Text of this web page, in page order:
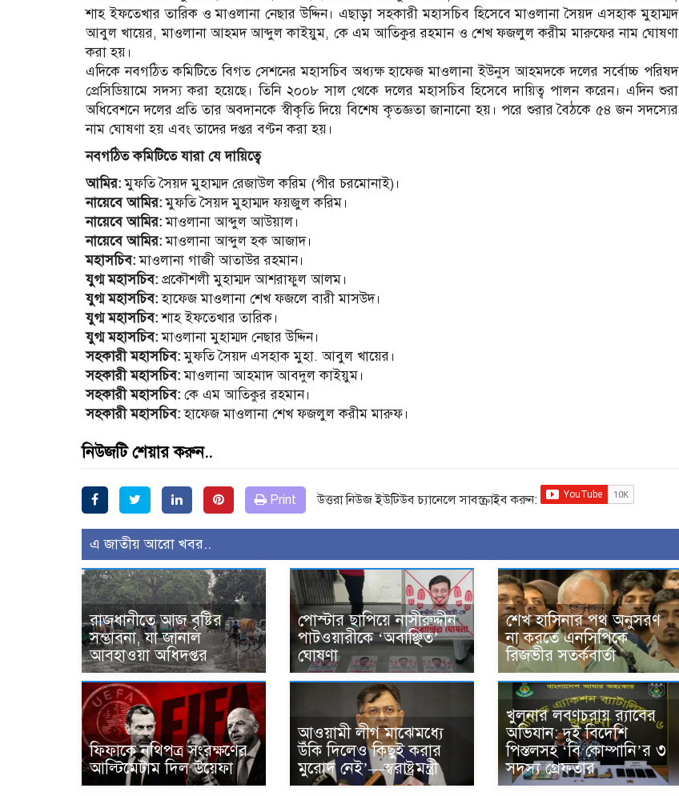
শাহ ইফতেখার তারিক ও মাওলানা নেছার উদ্দিন। এছাড়া সহকারী মহাসচিব হিসেবে মাওলানা সৈয়দ এসহাক মুহাম্মদ
আবুল খায়ের, মাওলানা আহমদ আব্দুল কাইয়ুম, কে এম আতিকুর রহমান ও শেখ ফজলুল করীম মারুফের নাম ঘোষণা
করা হয়।
এদিকে নবগঠিত কমিটিতে বিগত সেশনের মহাসচিব অধ্যক্ষ হাফেজ মাওলানা ইউনুস আহমদকে দলের সর্বোচ্চ পরিষদ
প্রেসিডিয়ামে সদস্য করা হয়েছে। তিনি ২০০৮ সাল থেকে দলের মহাসচিব হিসেবে দায়িত্ব পালন করেন। এদিন শুরা
অধিবেশনে দলের প্রতি তার অবদানকে স্বীকৃতি দিয়ে বিশেষ কৃতজ্ঞতা জানানো হয়। পরে শুরার বৈঠকে ৫৪ জন সদস্যের
নাম ঘোষণা হয় এবং তাদের দপ্তর বণ্টন করা হয়।
নবগঠিত কমিটিতে যারা যে দায়িত্বে
আমির:মুফতি সৈয়দ মুহাম্মদ রেজাউল করিম (পীর চরমোনাই)।
নায়েবে আমির:মুফতি সৈয়দ মুহাম্মদ ফয়জুল করিম।
নায়েবে আমির:মাওলানা আব্দুল আউয়াল।
নায়েবে আমির:মাওলানা আব্দুল হক আজাদ।
মহাসচিব:মাওলানা গাজী আতাউর রহমান।
যুগ্ম মহাসচিব: প্রকৌশলী মুহাম্মদ আশরাফুল আলম।
যুগ্ম মহাসচিব:হাফেজ মাওলানা শেখ ফজলে বারী মাসউদ।
যুগ্ম মহাসচিব:শাহ ইফতেখার তারিক।
যুগ্ম মহাসচিব:মাওলানা মুহাম্মদ নেছার উদ্দিন।
সহকারী মহাসচিব:মুফতি সৈয়দ এসহাক মুহা. আবুল খায়ের।
সহকারী মহাসচিব:মাওলানা আহমাদ আবদুল কাইয়ুম।
সহকারী মহাসচিব: কে এম আতিকুর রহমান।
সহকারী মহাসচিব:হাফেজ মাওলানা শেখ ফজলুল করীম মারুফ।
নিউজটি শেয়ার করুন..
Print উত্তরা নিউজ ইউটিউব চ্যানেলে সাবস্ক্রাইব করুন:
এ জাতীয় আরো খবর..
রাজধানীতে আজ বৃষ্টির
সম্ভাবনা, যা জানাল
আবহাওয়া অধিদপ্তর
পোস্টার ছাপিয়ে নাসীরুদ্দীন
পাটওয়ারীকে ‘অবাঞ্ছিত’
ঘোষণা
শেখ হাসিনার পথ অনুসরণ
না করতে এনসিপিকে
রিজভীর সতর্কবার্তা
ফিফাকে নথিপত্র সংরক্ষণের
আল্টিমেটাম দিল উয়েফা
আওয়ামী লীগ মাঝেমধ্যে
উঁকি দিলেও কিছুই করার
মুরোদ নেই’—স্বরাষ্ট্রমন্ত্রী
খুলনার লবণচরায় র‍্যাবের
অভিযান: দুই বিদেশি
পিস্তলসহ ‘বি কোম্পানি’র ৩
সদস্য গ্রেফতার